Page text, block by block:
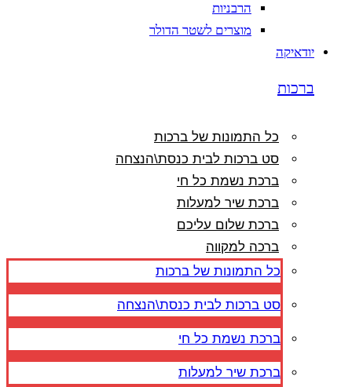
הרבניות
מוצרים לשטר הדולר
יודאיקה
ברכות
כל התמונות של ברכות
סט ברכות לבית כנסת\הנצחה
ברכת נשמת כל חי
ברכת שיר למעלות
ברכת שלום עליכם
ברכה למקווה
כל התמונות של ברכות
סט ברכות לבית כנסת\הנצחה
ברכת נשמת כל חי
ברכת שיר למעלות